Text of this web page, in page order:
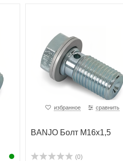
избранное сравнить
BANJO Болт M16x1,5
(0)